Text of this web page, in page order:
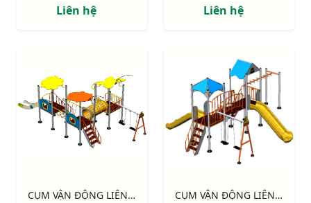
Liên hệ Liên hệ
CỤM VẬN ĐỘNG LIÊN HOÀN 3 MÁI CHE NIK705311 CỤM VẬN ĐỘNG LIÊN HOÀN 2 MÁI CHE NIK703221